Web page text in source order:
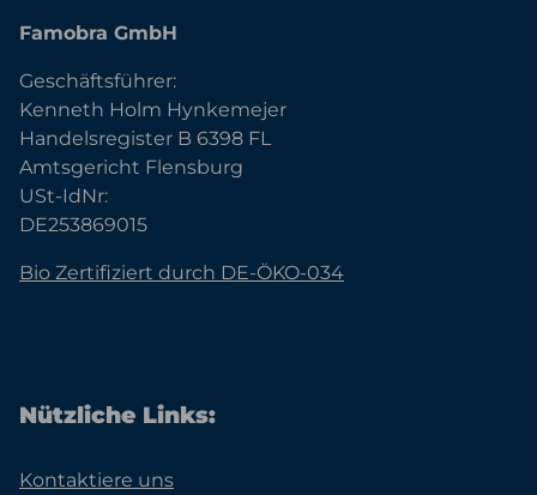
Famobra GmbH
Geschäftsführer:
Kenneth Holm Hynkemejer
Handelsregister B 6398 FL
Amtsgericht Flensburg
USt-IdNr:
DE253869015
Bio Zertifiziert durch DE-ÖKO-034
Nützliche Links:
Kontaktiere uns